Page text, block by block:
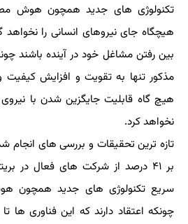
تكنولوژی های جدید همچون هوش
هیچگاه جای نیروهای انسانی را نخواهد
بین رفتن مشاغل خود در آینده باشند
مذكور تنها به تقویت و افزایش
هیچ گاه قابلیت جایگزین شدن با
نخواهد كرد.
تازه ترین تحقیقات و بررسی های انجام
بر ۴۱ درصد از شركت های فعال در
سریع تكنولوژی های جدید همچون
چونكه اعتقاد دارند كه این فناوری ها